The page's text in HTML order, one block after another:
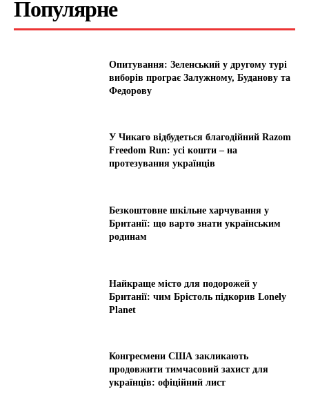
Популярне
Опитування: Зеленський у другому турі
виборів програє Залужному, Буданову та
Федорову
У Чикаго відбудеться благодійний Razom
Freedom Run: усі кошти – на
протезування українців
Безкоштовне шкільне харчування у
Британії: що варто знати українським
родинам
Найкраще місто для подорожей у
Британії: чим Брістоль підкорив Lonely
Planet
Конгресмени США закликають
продовжити тимчасовий захист для
українців: офіційний лист